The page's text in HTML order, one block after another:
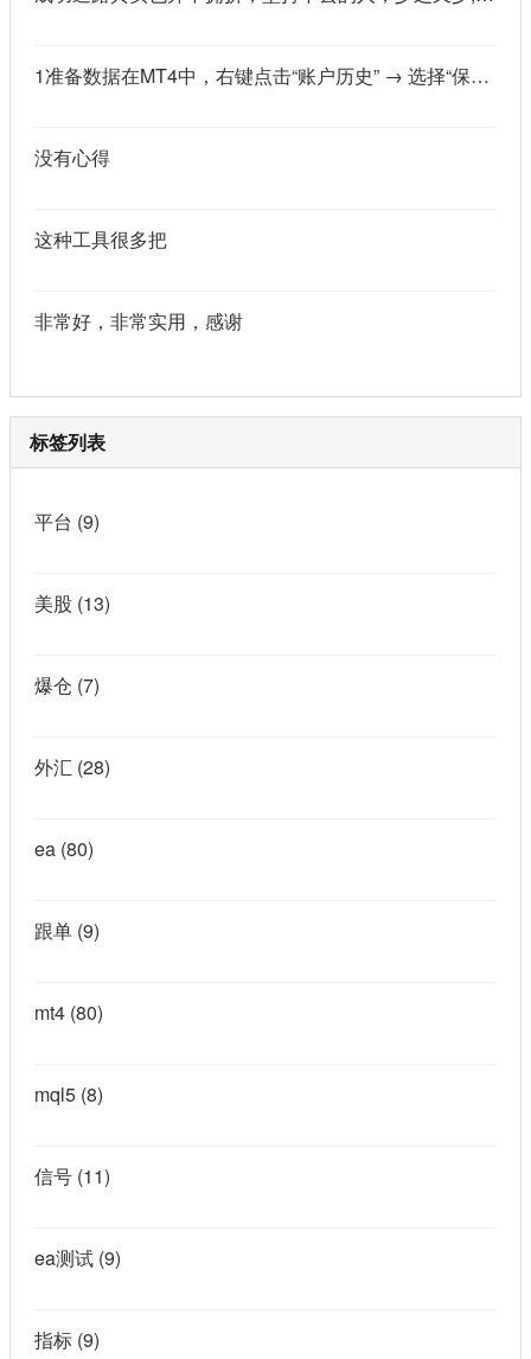
1准备数据在MT4中，右键点击“账户历史” → 选择“保存为详细户口结单” → 保存为一个HTML文件。用Excel打开这个HTML文件，或者打开它并复制全部内容，粘贴到一个空白Excel工作表中。2使用你的.xlsm文件打开你已经保存好的“MT4报表合并神器.xlsm”文件。将上一步中未处理的两行数据，复制并粘贴到这个.xlsm文件的第一个工作表中。3运行宏在Excel中，按快捷键 Alt + F8 打开“宏”对话框。选择名为 MergeMT4Statement_Ultimate 的宏，然后点击“执行”或“运行”。4完成宏运行后，你会发现原本错位成两行的数据，已经自动合并成一行了。
没有心得
这种工具很多把
非常好，非常实用，感谢
标签列表
平台 (9)
美股 (13)
爆仓 (7)
外汇 (28)
ea (80)
跟单 (9)
mt4 (80)
mql5 (8)
信号 (11)
ea测试 (9)
指标 (9)